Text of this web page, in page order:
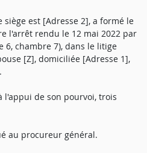
siège est [Adresse 2], a formé le
l'arrêt rendu le 12 mai 2022 par
6, chambre 7), dans le litige
[Z], domiciliée [Adresse 1],
l'appui de son pourvoi, trois
au procureur général.